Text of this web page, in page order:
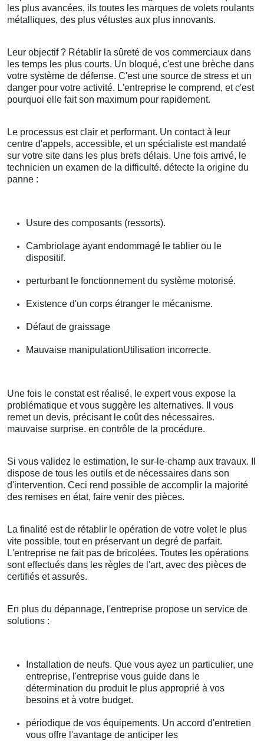
les plus avancées, ils toutes les marques de volets roulants
métalliques, des plus vétustes aux plus innovants.
Leur objectif ? Rétablir la sûreté de vos commerciaux dans
les temps les plus courts. Un bloqué, c'est une brèche dans
votre système de défense. C'est une source de stress et un
danger pour votre activité. L'entreprise le comprend, et c'est
pourquoi elle fait son maximum pour rapidement.
Le processus est clair et performant. Un contact à leur
centre d'appels, accessible, et un spécialiste est mandaté
sur votre site dans les plus brefs délais. Une fois arrivé, le
technicien un examen de la difficulté. détecte la origine du
panne :
Usure des composants (ressorts).
Cambriolage ayant endommagé le tablier ou le
dispositif.
perturbant le fonctionnement du système motorisé.
Existence d'un corps étranger le mécanisme.
Défaut de graissage
Mauvaise manipulationUtilisation incorrecte.
Une fois le constat est réalisé, le expert vous expose la
problématique et vous suggère les alternatives. Il vous
remet un devis, précisant le coût des nécessaires.
mauvaise surprise. en contrôle de la procédure.
Si vous validez le estimation, le sur-le-champ aux travaux. Il
dispose de tous les outils et de nécessaires dans son
d'intervention. Ceci rend possible de accomplir la majorité
des remises en état, faire venir des pièces.
La finalité est de rétablir le opération de votre volet le plus
vite possible, tout en préservant un degré de parfait.
L'entreprise ne fait pas de bricolées. Toutes les opérations
sont effectués dans les règles de l'art, avec des pièces de
certifiés et assurés.
En plus du dépannage, l'entreprise propose un service de
solutions :
Installation de neufs. Que vous ayez un particulier, une
entreprise, l'entreprise vous guide dans le
détermination du produit le plus approprié à vos
besoins et à votre budget.
périodique de vos équipements. Un accord d'entretien
vous offre l'avantage de anticiper les